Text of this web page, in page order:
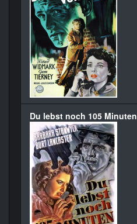
Du lebst noch 105 Minuten